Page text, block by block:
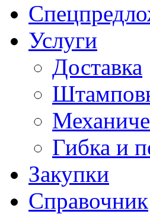
Услуги
Доставка
Гибка и
Закупки
Справочник